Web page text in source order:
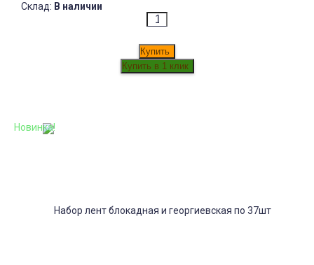
Склад: В наличии
Купить
Новинка!